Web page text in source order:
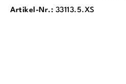
Artikel-Nr.: 33113.5.XS